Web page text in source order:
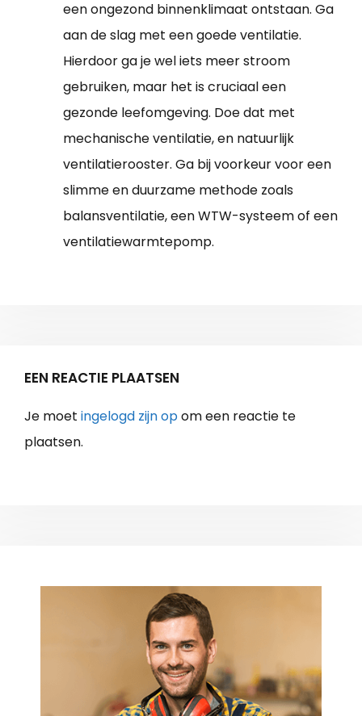
een ongezond binnenklimaat ontstaan. Ga
aan de slag met een goede ventilatie.
Hierdoor ga je wel iets meer stroom
gebruiken, maar het is cruciaal een
gezonde leefomgeving. Doe dat met
mechanische ventilatie, en natuurlijk
ventilatierooster. Ga bij voorkeur voor een
slimme en duurzame methode zoals
balansventilatie, een WTW-systeem of een
ventilatiewarmtepomp.
EEN REACTIE PLAATSEN
Je moet ingelogd zijn opom een reactie te
plaatsen.